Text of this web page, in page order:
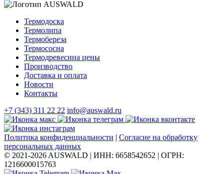
Термодоска
Термолипа
Термобереза
Термососна
Термодревесина цены
Производство
Доставка и оплата
Новости
Контакты
+7 (343) 311 22 22 info@auswald.ru
Политика конфиденциальности | Согласие на обработку
персональных данных
© 2021-2026 AUSWALD | ИНН: 6658542652 | ОГРН:
1216600015763